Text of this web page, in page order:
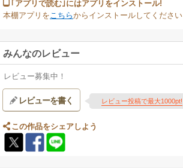
｢アプリで読む｣にはアプリをインストール!
本棚アプリを こちらからインストールしてください
みんなのレビュー
レビュー募集中！
レビューを書く レビュー投稿で最大1000pt!
この作品をシェアしよう